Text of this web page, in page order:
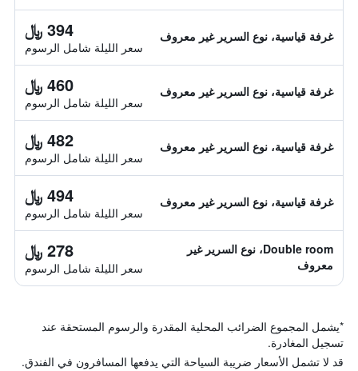
غرفة قياسية، نوع السرير غير معروف 394 ﷼
سعر الليلة شامل الرسوم
غرفة قياسية، نوع السرير غير معروف 460 ﷼
سعر الليلة شامل الرسوم
غرفة قياسية، نوع السرير غير معروف 482 ﷼
سعر الليلة شامل الرسوم
غرفة قياسية، نوع السرير غير معروف 494 ﷼
سعر الليلة شامل الرسوم
Double room، نوع السرير غير
معروف
278 ﷼
سعر الليلة شامل الرسوم
*يشمل المجموع الضرائب المحلية المقدرة والرسوم المستحقة عند
تسجيل المغادرة.
قد لا تشمل الأسعار ضريبة السياحة التي يدفعها المسافرون في الفندق.